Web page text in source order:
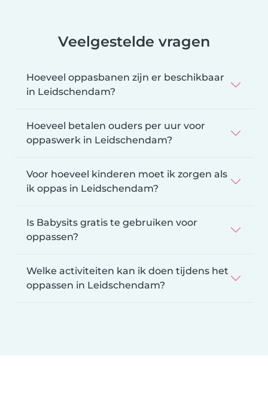
Veelgestelde vragen
Hoeveel oppasbanen zijn er beschikbaar
in Leidschendam?
Hoeveel betalen ouders per uur voor
oppaswerk in Leidschendam?
Voor hoeveel kinderen moet ik zorgen als
ik oppas in Leidschendam?
Is Babysits gratis te gebruiken voor
oppassen?
Welke activiteiten kan ik doen tijdens het
oppassen in Leidschendam?